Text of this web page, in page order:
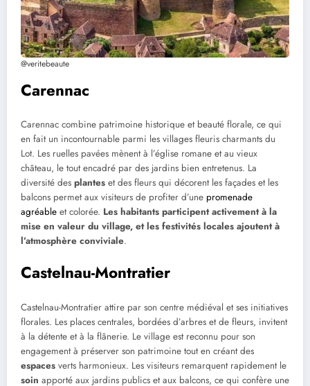
@veritebeaute
Carennac
Carennac combine patrimoine historique et beauté florale, ce qui
en fait un incontournable parmi les villages fleuris charmants du
Lot. Les ruelles pavées mènent à l’église romane et au vieux
château, le tout encadré par des jardins bien entretenus. La
diversité des plantes et des fleurs qui décorent les façades et les
balcons permet aux visiteurs de profiter d’une promenade
agréable et colorée. Les habitants participent activement à la
mise en valeur du village, et les festivités locales ajoutent à
l’atmosphère conviviale.
Castelnau-Montratier
Castelnau-Montratier attire par son centre médiéval et ses initiatives
florales. Les places centrales, bordées d’arbres et de fleurs, invitent
à la détente et à la flânerie. Le village est reconnu pour son
engagement à préserver son patrimoine tout en créant des
espaces verts harmonieux. Les visiteurs remarquent rapidement le
soin apporté aux jardins publics et aux balcons, ce qui confère une